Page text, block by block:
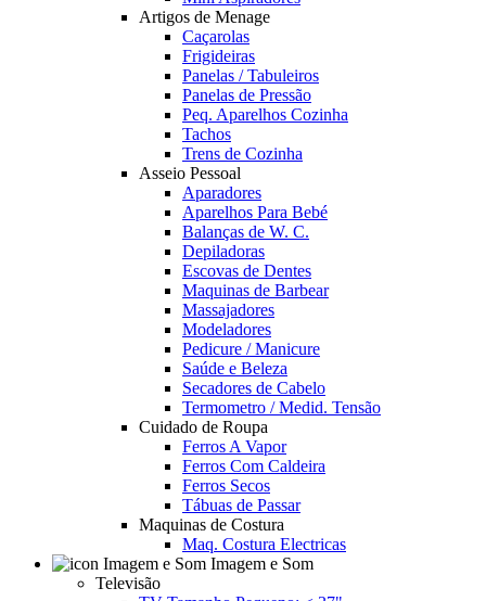
Artigos de Menage
Caçarolas
Frigideiras
Panelas / Tabuleiros
Panelas de Pressão
Peq. Aparelhos Cozinha
Tachos
Trens de Cozinha
Asseio Pessoal
Aparadores
Aparelhos Para Bebé
Balanças de W. C.
Depiladoras
Escovas de Dentes
Maquinas de Barbear
Massajadores
Modeladores
Pedicure / Manicure
Saúde e Beleza
Secadores de Cabelo
Termometro / Medid. Tensão
Cuidado de Roupa
Ferros A Vapor
Ferros Com Caldeira
Ferros Secos
Tábuas de Passar
Maquinas de Costura
Maq. Costura Electricas
Imagem e Som
Televisão